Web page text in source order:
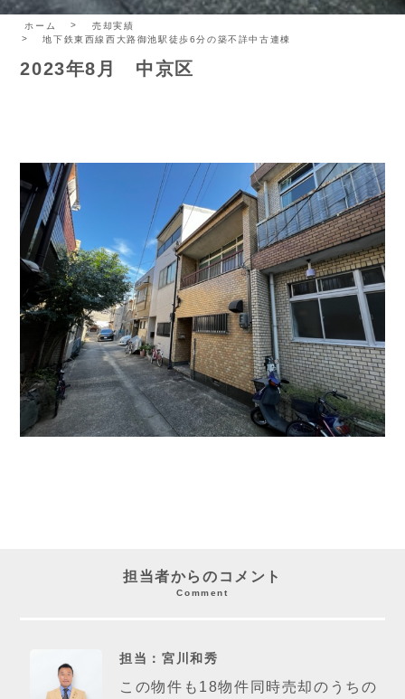
ホーム
売却実績
地下鉄東西線西大路御池駅徒歩6分の築不詳中古連棟
2023年8月 中京区
担当者からのコメント
Comment
担当：宮川和秀
この物件も18物件同時売却のうちの